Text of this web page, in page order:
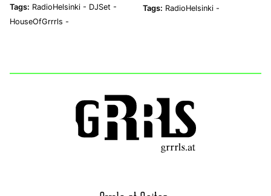
Tags: RadioHelsinki - DJSet -
HouseOfGrrrls -
Tags: RadioHelsinki -